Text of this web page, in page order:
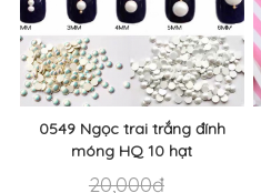
0549 Ngọc trai trắng đính
móng HQ 10 hạt
20,000đ